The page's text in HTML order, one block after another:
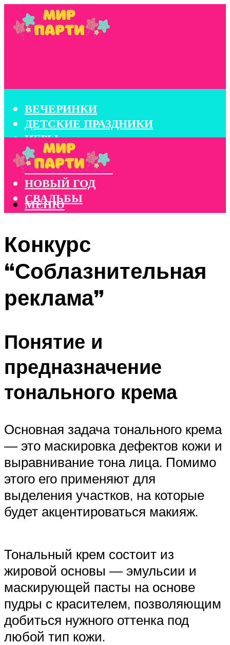
ВЕЧЕРИНКИ
ДЕТСКИЕ ПРАЗДНИКИ
ИГРЫ
КОНКУРСЫ
КОРПОРАТИВЫ
НОВЫЙ ГОД
СВАДЬБЫ
МЕНЮ
Конкурс
“Соблазнительная
реклама”
Понятие и
предназначение
тонального крема
Основная задача тонального крема
— это маскировка дефектов кожи и
выравнивание тона лица. Помимо
этого его применяют для
выделения участков, на которые
будет акцентироваться макияж.
Тональный крем состоит из
жировой основы — эмульсии и
маскирующей пасты на основе
пудры с красителем, позволяющим
добиться нужного оттенка под
любой тип кожи.